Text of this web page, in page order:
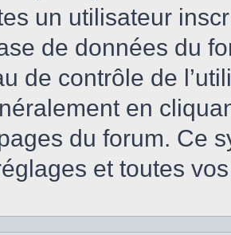
un utilisateur
de données du
de contrôle de
en
du forum. Ce
et toutes